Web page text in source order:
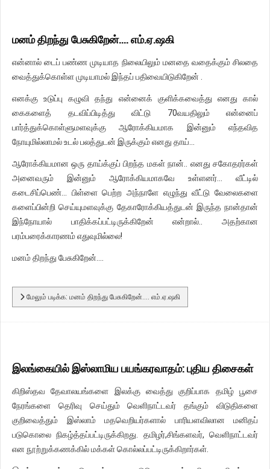
மனம் திறந்து பேசுகிறேன்.... எம்.ஏ.ஷகி
என்னால் டைப் பண்ண முடியாத நிலையிலும் மனதை வதைக்கும் சிலதை
வைத்துக்கொள்ள முடியாமல் இந்தப் பதிவையிடுகிறேன் .
எனக்கு உடுப்பு கழுவி தந்து என்னைக் குளிக்கவைத்து எனது கால்
கைகளைத் தடவிப்பிடித்து விட்டு 70வயதிலும் என்னைப்
பார்த்துக்கொள்ளுமளவுக்கு ஆரோக்கியமாக இன்னும் எந்தவித
நோயுமில்லாமல் உடல் பலத்துடன் இருக்கும் எனது தாய்...
ஆரோக்கியமான ஒரு தாய்க்குப் பிறந்த மகள் நான்.. எனது சகோதரர்கள்
அனைவரும் இன்னும் ஆரோக்கியமாகவே உள்ளனர்... வீட்டில்
கடைசிப்பெண்... பிள்ளை பெற்ற அந்நாளே எழுந்து வீட்டு வேலைகளை
களைப்பின்றி செய்யுமளவுக்கு தேகாரோக்கியத்துடன் இருந்த நான்தான்
இந்நோயால் பாதிக்கப்பட்டிருக்கிறேன் என்றால்.. அதற்கான
பரம்பரைக்காரணம் எதுவுமில்லை!
மனம் திறந்து பேசுகிறேன்....
மேலும் படிக்க: மனம் திறந்து பேசுகிறேன்.... எம்.ஏ.ஷகி
இலங்கையில் இஸ்லாமிய பயங்கரவாதம்: புதிய திசைகள்
கிறிஸ்தவ தேவாலயங்களை இலக்கு வைத்து குறிப்பாக தமிழ் பூசை
நேரங்களை தெரிவு செய்தும் வெளிநாட்டவர் தங்கும் விடுதிகளை
குறிவைத்தும் இஸ்லாம் மதவெறியர்களால் பாரியளவிலான மனிதப்
படுகொலை நிகழ்த்தப்பட்டிருக்கிறது. தமிழர்,சிங்களவர், வெளிநாட்டவர்
என நூற்றுக்கணக்கில் மக்கள் கொல்லப்பட்டிருக்கிறார்கள்.